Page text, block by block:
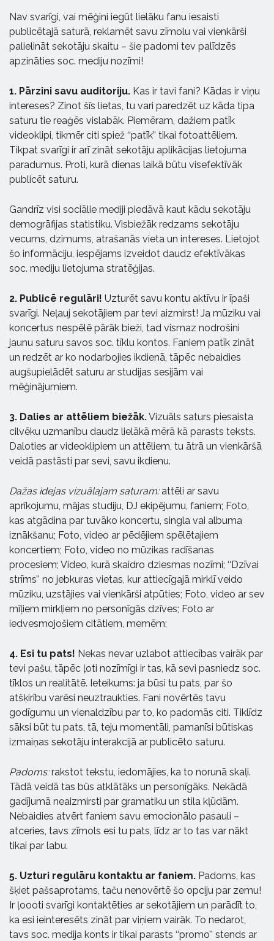
Nav svarīgi, vai mēģini iegūt lielāku fanu iesaisti
publicētajā saturā, reklamēt savu zīmolu vai vienkārši
palielināt sekotāju skaitu – šie padomi tev palīdzēs
apzināties soc. mediju nozīmi!
1. Pārzini savu auditoriju. Kas ir tavi fani? Kādas ir viņu
intereses? Zinot šīs lietas, tu vari paredzēt uz kāda tipa
saturu tie reaģēs vislabāk. Piemēram, dažiem patīk
videoklipi, tikmēr citi spiež ‘‘patīk’’ tikai fotoattēliem.
Tikpat svarīgi ir arī zināt sekotāju aplikācijas lietojuma
paradumus. Proti, kurā dienas laikā būtu visefektīvāk
publicēt saturu.
Gandrīz visi sociālie mediji piedāvā kaut kādu sekotāju
demogrāfijas statistiku. Visbiežāk redzams sekotāju
vecums, dzimums, atrašanās vieta un intereses. Lietojot
šo informāciju, iespējams izveidot daudz efektīvākas
soc. mediju lietojuma stratēģijas.
2. Publicē regulāri! Uzturēt savu kontu aktīvu ir īpaši
svarīgi. Neļauj sekotājiem par tevi aizmirst! Ja mūziku vai
koncertus nespēlē pārāk bieži, tad vismaz nodrošini
jaunu saturu savos soc. tīklu kontos. Faniem patīk zināt
un redzēt ar ko nodarbojies ikdienā, tāpēc nebaidies
augšupielādēt saturu ar studijas sesijām vai
mēģinājumiem.
3. Dalies ar attēliem biežāk.Vizuāls saturs piesaista
cilvēku uzmanību daudz lielākā mērā kā parasts teksts.
Daloties ar videoklipiem un attēliem, tu ātrā un vienkāršā
veidā pastāsti par sevi, savu ikdienu.
Dažas idejas vizuālajam saturam:attēli ar savu
aprīkojumu, mājas studiju, DJ ekipējumu, faniem; Foto,
kas atgādina par tuvāko koncertu, singla vai albuma
iznākšanu; Foto, video ar pēdējiem spēlētajiem
koncertiem; Foto, video no mūzikas radīšanas
procesiem; Video, kurā skaidro dziesmas nozīmi; ‘‘Dzīvai
strīms’’ no jebkuras vietas, kur attiecīgajā mirklī veido
mūziku, uzstājies vai vienkārši atpūties; Foto, video ar sev
mīļiem mirkļiem no personīgās dzīves; Foto ar
iedvesmojošiem citātiem, memēm;
4. Esi tu pats! Nekas nevar uzlabot attiecības vairāk par
tevi pašu, tāpēc ļoti nozīmīgi ir tas, kā sevi pasniedz soc.
tīklos un realitātē. Ieteikums: ja būsi tu pats, par šo
atšķirību varēsi neuztraukties. Fani novērtēs tavu
godīgumu un vienaldzību par to, ko padomās citi. Tiklīdz
sāksi būt tu pats, tā, teju momentāli, pamanīsi būtiskas
izmaiņas sekotāju interakcijā ar publicēto saturu.
Padoms:rakstot tekstu, iedomājies, ka to norunā skaļi.
Tādā veidā tas būs atklātāks un personīgāks. Nekādā
gadījumā neaizmirsti par gramatiku un stila kļūdām.
Nebaidies atvērt faniem savu emocionālo pasauli –
atceries, tavs zīmols esi tu pats, līdz ar to tas var nākt
tikai par labu.
5. Uzturi regulāru kontaktu ar faniem. Padoms, kas
šķiet pašsaprotams, taču nenovērtē šo opciju par zemu!
Ir ļoooti svarīgi kontaktēties ar sekotājiem un parādīt to,
ka esi ieinteresēts zināt par viņiem vairāk. To nedarot,
tavs soc. medija konts ir tikai parasts ‘‘promo’’ stends ar